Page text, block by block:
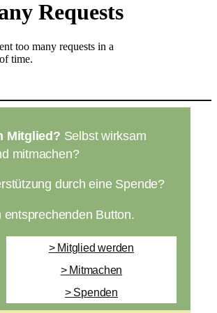
Mitglied? Selbst wirksam
mitmachen?
durch eine Spende?
entsprechenden Button.
> Mitglied werden
> Mitmachen
> Spenden